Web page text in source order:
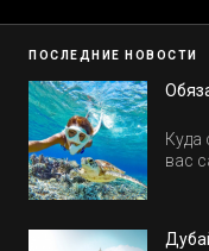
ПОСЛЕДНИЕ НОВОСТИ
Куда
вас